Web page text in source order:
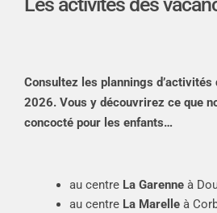
Consultez les plannings d’activités
2026. Vous y découvrirez ce que
concocté pour les enfants…
au centre La Garenneà
au centre La Marelleà